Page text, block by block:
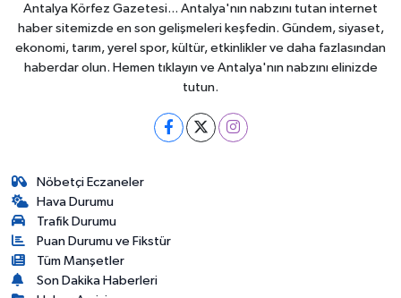
Antalya Körfez Gazetesi... Antalya'nın nabzını tutan internet
haber sitemizde en son gelişmeleri keşfedin. Gündem, siyaset,
ekonomi, tarım, yerel spor, kültür, etkinlikler ve daha fazlasından
haberdar olun. Hemen tıklayın ve Antalya'nın nabzını elinizde
tutun.
Nöbetçi Eczaneler
Hava Durumu
Trafik Durumu
Puan Durumu ve Fikstür
Tüm Manşetler
Son Dakika Haberleri